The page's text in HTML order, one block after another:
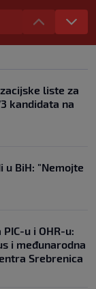
golman u
liste za
kandidata na
u BiH: "Nemojte
u i OHR-u:
i međunarodna
Srebrenica